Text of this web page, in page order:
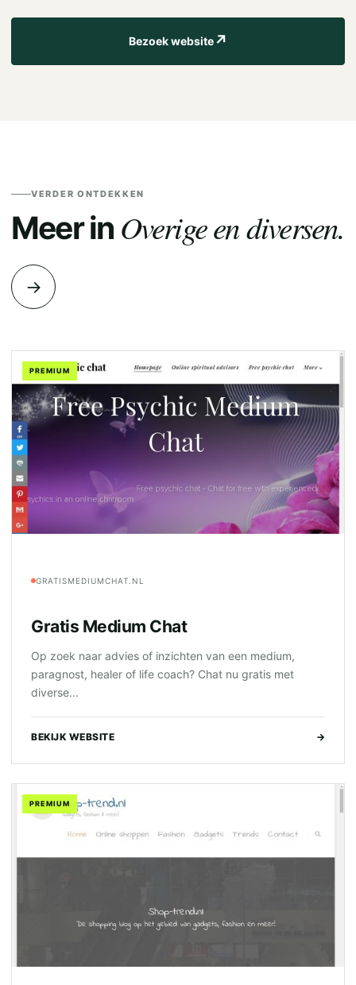
Bezoek website↗
VERDER ONTDEKKEN
Meer in Overige en diversen.
→
PREMIUM
GRATISMEDIUMCHAT.NL
Gratis Medium Chat
Op zoek naar advies of inzichten van een medium,
paragnost, healer of life coach? Chat nu gratis met
diverse...
BEKIJK WEBSITE →
PREMIUM